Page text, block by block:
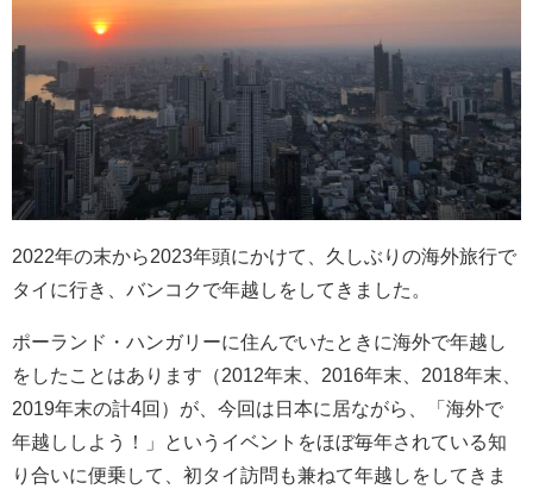
2022年の末から2023年頭にかけて、久しぶりの海外旅行で
タイに行き、バンコクで年越しをしてきました。
ポーランド・ハンガリーに住んでいたときに海外で年越し
をしたことはあります（2012年末、2016年末、2018年末、
2019年末の計4回）が、今回は日本に居ながら、「海外で
年越ししよう！」というイベントをほぼ毎年されている知
り合いに便乗して、初タイ訪問も兼ねて年越しをしてきま